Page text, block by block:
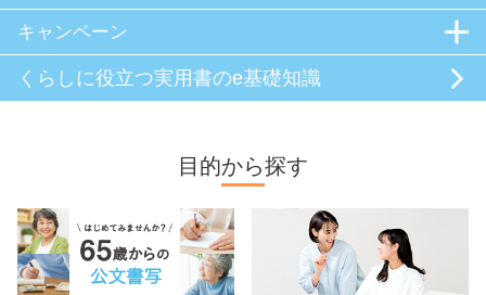
キャンペーン
くらしに役立つ実用書のe基礎知識
目的から探す